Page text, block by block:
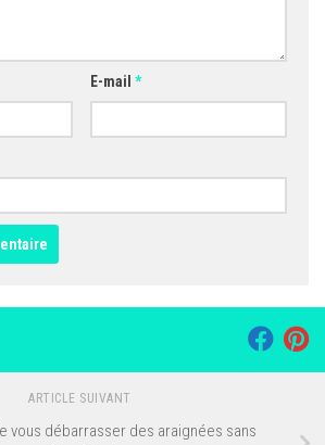
E-mail *
ARTICLE SUIVANT
vous débarrasser des araignées sans